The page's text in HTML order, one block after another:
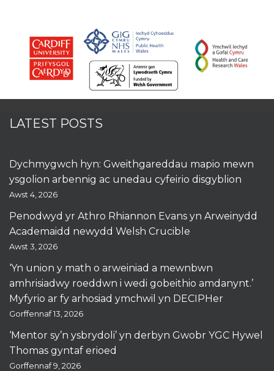
LATEST POSTS
Dychmygwch hyn: Gweithgareddau mapio mewn
ysgolion arbennig ac unedau cyfeirio disgyblion
Awst 4, 2026
Penodwyd yr Athro Rhiannon Evans yn Arweinydd
Academaidd newydd Welsh Crucible
Awst 3, 2026
‘Yn union y math o arweiniad a mewnbwn
amhrisiadwy roeddwn i wedi gobeithio amdanynt.’
Myfyrio ar fy arhosiad ymchwil yn DECIPHer
Gorffennaf 13, 2026
‘Mentor sy’n ysbrydoli’ yn derbyn Gwobr YGC Hywel
Thomas gyntaf erioed
Gorffennaf 9, 2026